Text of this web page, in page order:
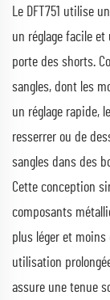
Le DFT751 utilise
un réglage facile et
porte des shorts.
sangles, dont les
un réglage rapide,
resserrer ou de
sangles dans des
Cette conception
composants
plus léger et moins
utilisation
assure une tenue